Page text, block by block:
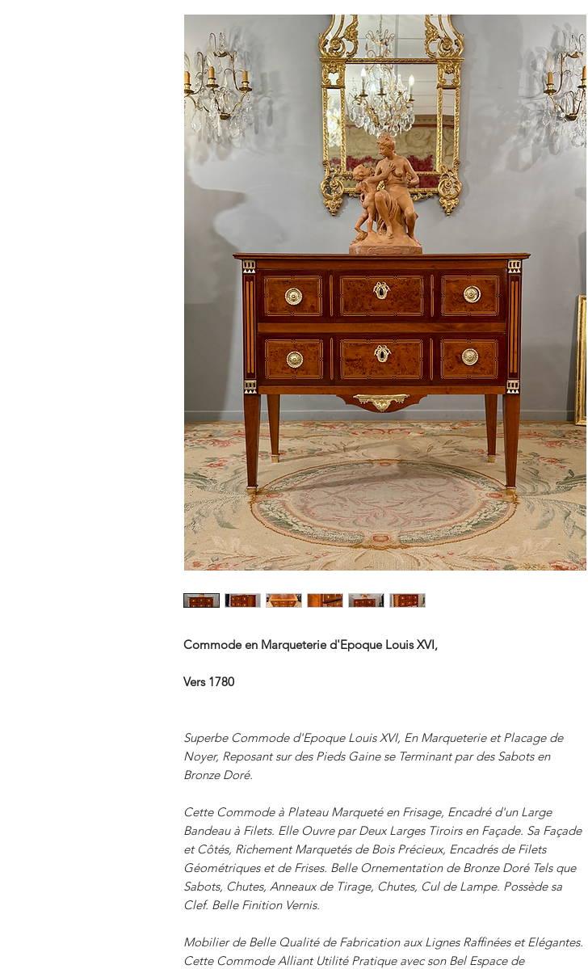
Commode en Marqueterie d'Epoque Louis XVI,
Vers 1780
Superbe Commode d'Epoque Louis XVI, En Marqueterie et Placage de
Noyer, Reposant sur des Pieds Gaine se Terminant par des Sabots en
Bronze Doré.
Cette Commode à Plateau Marqueté en Frisage, Encadré d'un Large
Bandeau à Filets. Elle Ouvre par Deux Larges Tiroirs en Façade. Sa Façade
et Côtés, Richement Marquetés de Bois Précieux, Encadrés de Filets
Géométriques et de Frises. Belle Ornementation de Bronze Doré Tels que
Sabots, Chutes, Anneaux de Tirage, Chutes, Cul de Lampe. Possède sa
Clef. Belle Finition Vernis.
Mobilier de Belle Qualité de Fabrication aux Lignes Raffinées et Elégantes.
Cette Commode Alliant Utilité Pratique avec son Bel Espace de